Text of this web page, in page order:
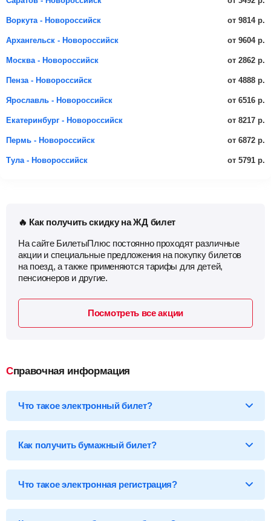
Воркута - Новороссийск от 9814 р.
Архангельск - Новороссийск от 9604 р.
Москва - Новороссийск от 2862 р.
Пенза - Новороссийск от 4888 р.
Ярославль - Новороссийск от 6516 р.
Екатеринбург - Новороссийск от 8217 р.
Пермь - Новороссийск от 6872 р.
Тула - Новороссийск от 5791 р.
🔥 Как получить скидку на ЖД билет
На сайте БилетыПлюс постоянно проходят различные
акции и специальные предложения на покупку билетов
на поезд, а также применяются тарифы для детей,
пенсионеров и другие.
Посмотреть все акции
Справочная информация
Что такое электронный билет?
котором указаны детали вашей поездки, а также данные о
пассажире.
Как получить бумажный билет?
В кассе ж/д вокзала — сообщите кассиру 14-ти
Что такое электронная регистрация?